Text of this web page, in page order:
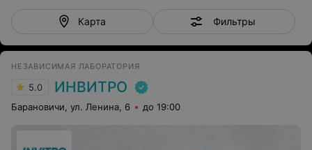
Карта Фильтры
НЕЗАВИСИМАЯ ЛАБОРАТОРИЯ
5.0 ИНВИТРО
Барановичи, ул. Ленина, 6 до 19:00